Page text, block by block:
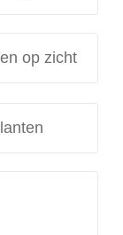
op zicht